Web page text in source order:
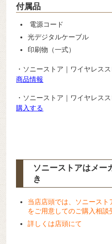
付属品
電源コード
光デジタルケーブル
印刷物（一式）
・ソニーストア｜ワイヤレス
商品情報
・ソニーストア｜ワイヤレス
購入する
ソニーストアはメー
き
当店店頭では、ソニース
をご用意してのご購入相談
詳しくは店頭にて